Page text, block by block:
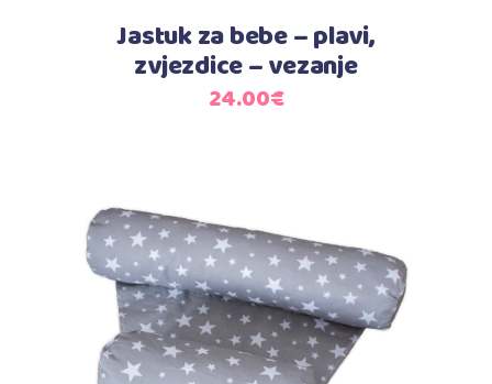
Jastuk za bebe – plavi,
zvjezdice – vezanje
24.00€
Dodaj u košaricu